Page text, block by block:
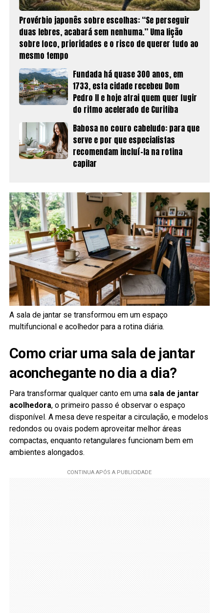
Provérbio japonês sobre escolhas: “Se perseguir
duas lebres, acabará sem nenhuma.” Uma lição
sobre foco, prioridades e o risco de querer tudo ao
mesmo tempo
Fundada há quase 300 anos, em
1733, esta cidade recebeu Dom
Pedro II e hoje atrai quem quer fugir
do ritmo acelerado de Curitiba
Babosa no couro cabeludo: para que
serve e por que especialistas
recomendam incluí-la na rotina
capilar
A sala de jantar se transformou em um espaço
multifuncional e acolhedor para a rotina diária.
Como criar uma sala de jantar
aconchegante no dia a dia?
Para transformar qualquer canto em uma sala de jantar
acolhedora, o primeiro passo é observar o espaço
disponível. A mesa deve respeitar a circulação, e modelos
redondos ou ovais podem aproveitar melhor áreas
compactas, enquanto retangulares funcionam bem em
ambientes alongados.